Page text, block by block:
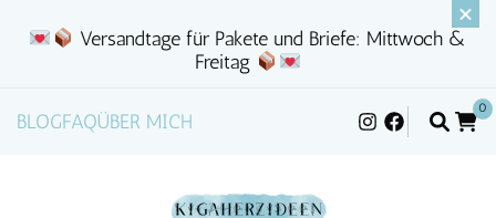
Versandtage für Pakete und Briefe: Mittwoch &
Freitag
BLOGFAQÜBER MICH
0